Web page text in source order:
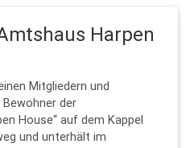
Harpen
Mitgliedern und
der
House“ auf dem Kappel
und unterhält im